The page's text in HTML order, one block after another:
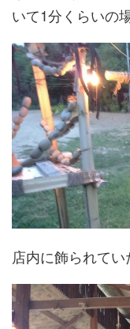
いて1分くらいの
店内に飾られてい